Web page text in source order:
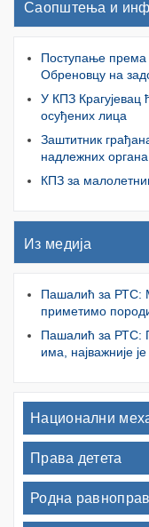
Саопштења и
Поступање према
Обреновцу на
У КПЗ Крагујевац
осуђених лица
Заштитник
надлежних
КПЗ за
Из медија
Пашалић за РТС:
приметимо
Пашалић за РТС:
има, најважније
Национални
Права детета
Родна